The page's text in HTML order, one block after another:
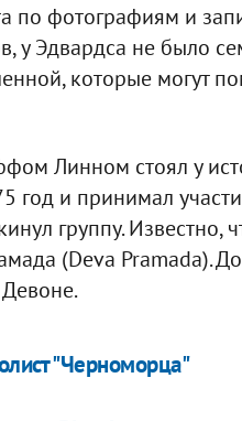
по фотографиям и
у Эдвардса не было
которые могут
Линном стоял у
год и принимал
группу. Известно,
(Deva Pramada).
"Черноморца"